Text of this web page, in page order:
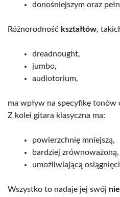
donośniejszym oraz
Różnorodność kształtów,
dreadnought,
jumbo,
audiotorium,
ma wpływ na specyfikę tonów
Z kolei gitara klasyczna ma:
powierzchnię mniejszą,
bardziej zrównoważoną,
umożliwiającą
Wszystko to nadaje jej swój